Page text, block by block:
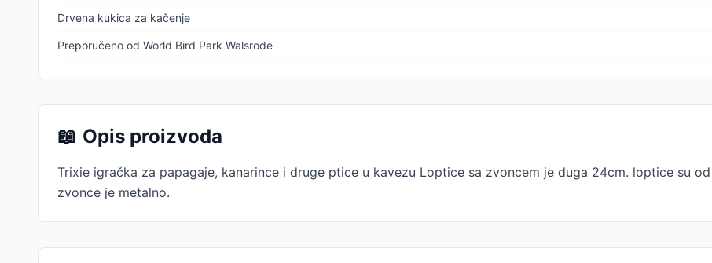
Drvena kukica za kačenje
Preporučeno od World Bird Park Walsrode
📖 Opis proizvoda
Trixie igračka za papagaje, kanarince i druge ptice u kavezu Loptice sa zvoncem je duga 24cm. loptice su
zvonce je metalno.